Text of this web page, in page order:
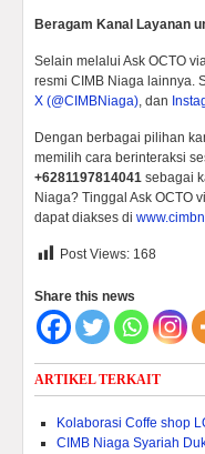
Beragam Kanal Layanan
Selain melalui Ask OCTO
resmi CIMB Niaga lainnya.
X (@CIMBNiaga), dan
Dengan berbagai pilihan
memilih cara berinteraksi
+6281197814041 sebagai
Niaga? Tinggal Ask OCTO
dapat diakses di
Post Views: 168
Share this news
ARTIKEL TERKAIT
Kolaborasi Coffe shop
CIMB Niaga Syariah